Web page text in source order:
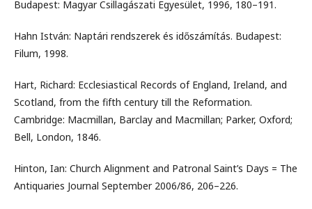
Budapest: Magyar Csillagászati Egyesület, 1996, 180–191.
Hahn István: Naptári rendszerek és időszámítás. Budapest:
Filum, 1998.
Hart, Richard: Ecclesiastical Records of England, Ireland, and
Scotland, from the fifth century till the Reformation.
Cambridge: Macmillan, Barclay and Macmillan; Parker, Oxford;
Bell, London, 1846.
Hinton, Ian: Church Alignment and Patronal Saint’s Days = The
Antiquaries Journal September 2006/86, 206–226.